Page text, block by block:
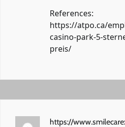
References:
https://atpo.ca/
casino-park-5-
preis/
https://